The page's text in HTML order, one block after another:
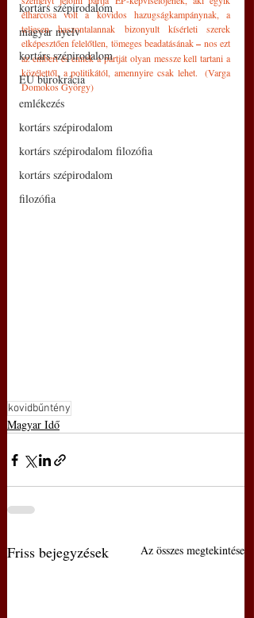
kortárs szépirodalom
magyar nyelv
kortárs szépirodalom
EU bürokrácia
emlékezés
kortárs szépirodalom
kortárs szépirodalom filozófia
kortárs szépirodalom
filozófia
élharcosa volt a kovidos hazugságkampánynak, a
teljesen haszontalannak bizonyult kísérleti szerek
elképesztően felelőtlen, tömeges beadatásának – nos ezt
az embert és ennek a pártját olyan messze kell tartani a
közélettől, a politikától, amennyire csak lehet.  (Varga
Domokos György)
kovidbűntény
Magyar Idő
Friss bejegyzések Az összes megtekintése